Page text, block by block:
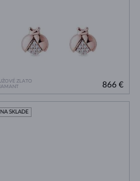
ZLATO
866 €
NA SKLADE